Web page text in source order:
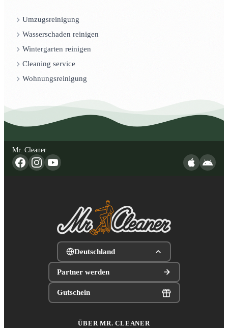
Umzugsreinigung
Wasserschaden reinigen
Wintergarten reinigen
Cleaning service
Wohnungsreinigung
Mr. Cleaner
Deutschland
Partner werden
Gutschein
ÜBER MR. CLEANER